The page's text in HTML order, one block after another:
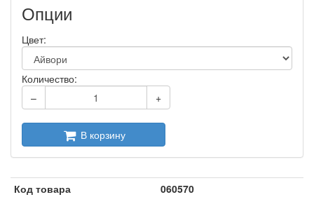
Опции
Цвет:
Количество:
–
+
В корзину
Код товара
060570